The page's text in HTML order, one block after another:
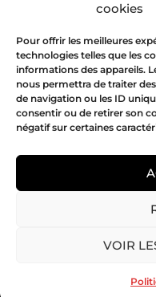
cookies
Pour offrir les meilleures
technologies telles que les
informations des appareils.
nous permettra de traiter
de navigation ou les ID
consentir ou de retirer son
négatif sur certaines
VOIR